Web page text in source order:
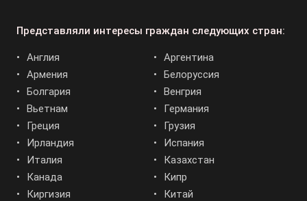
Представляли интересы граждан следующих стран:
Англия
Аргентина
Армения
Белоруссия
Болгария
Венгрия
Вьетнам
Германия
Греция
Грузия
Ирландия
Испания
Италия
Казахстан
Канада
Кипр
Киргизия
Китай